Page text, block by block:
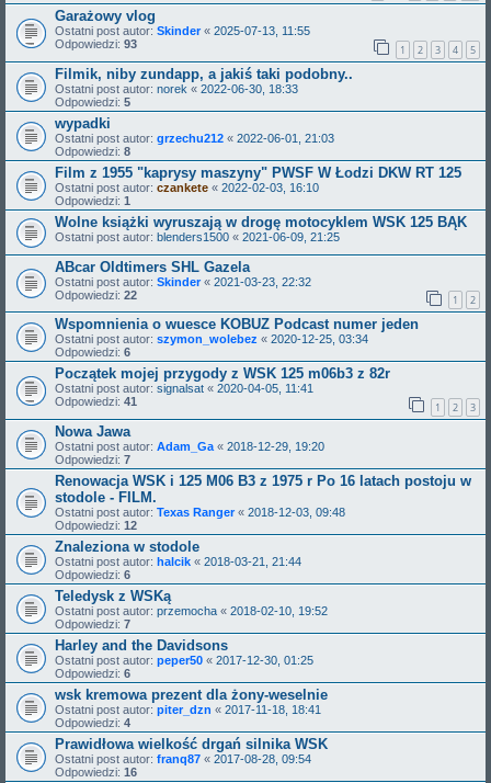
Garażowy vlog
Ostatni post autor: Skinder« 2025-07-13, 11:55
Odpowiedzi: 93 1 2 3 4 5
Filmik, niby zundapp, a jakiś taki podobny..
Ostatni post autor: norek « 2022-06-30, 18:33
Odpowiedzi: 5
wypadki
Ostatni post autor: grzechu212 « 2022-06-01, 21:03
Odpowiedzi: 8
Film z 1955 "kaprysy maszyny" PWSF W Łodzi DKW RT 125
Ostatni post autor: czankete « 2022-02-03, 16:10
Odpowiedzi: 1
Wolne książki wyruszają w drogę motocyklem WSK 125 BĄK
Ostatni post autor: blenders1500 « 2021-06-09, 21:25
ABcar Oldtimers SHL Gazela
Ostatni post autor: Skinder« 2021-03-23, 22:32
Odpowiedzi: 22 1 2
Wspomnienia o wuesce KOBUZ Podcast numer jeden
Ostatni post autor: szymon_wolebez « 2020-12-25, 03:34
Odpowiedzi: 6
Początek mojej przygody z WSK 125 m06b3 z 82r
Ostatni post autor: signalsat « 2020-04-05, 11:41
Odpowiedzi: 41 1 2 3
Nowa Jawa
Ostatni post autor: Adam_Ga « 2018-12-29, 19:20
Odpowiedzi: 7
Renowacja WSK i 125 M06 B3 z 1975 r Po 16 latach postoju w
stodole - FILM.
Ostatni post autor: Texas Ranger« 2018-12-03, 09:48
Odpowiedzi: 12
Znaleziona w stodole
Ostatni post autor: halcik « 2018-03-21, 21:44
Odpowiedzi: 6
Teledysk z WSKą
Ostatni post autor: przemocha « 2018-02-10, 19:52
Odpowiedzi: 7
Harley and the Davidsons
Ostatni post autor: peper50 « 2017-12-30, 01:25
Odpowiedzi: 6
wsk kremowa prezent dla żony-weselnie
Ostatni post autor: piter_dzn « 2017-11-18, 18:41
Odpowiedzi: 4
Prawidłowa wielkość drgań silnika WSK
Ostatni post autor: franq87 « 2017-08-28, 09:54
Odpowiedzi: 16